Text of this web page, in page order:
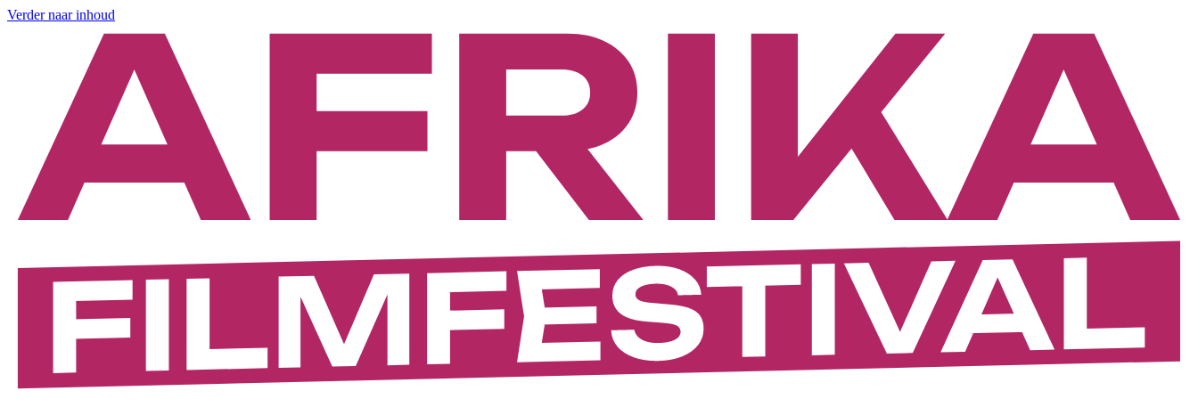
Verder naar inhoud